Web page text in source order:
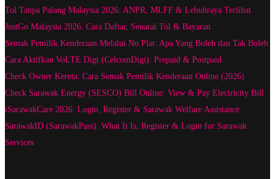
Tol Tanpa Palang Malaysia 2026: ANPR, MLFF & Lebuhraya Terlibat
JustGo Malaysia 2026: Cara Daftar, Senarai Tol & Bayaran
Semak Pemilik Kenderaan Melalui No Plat: Apa Yang Boleh dan Tak Boleh
Cara Aktifkan VoLTE Digi (CelcomDigi): Prepaid & Postpaid
Check Owner Kereta: Cara Semak Pemilik Kenderaan Online (2026)
Check Sarawak Energy (SESCO) Bill Online: View & Pay Electricity Bill
iSarawakCare 2026: Login, Register & Sarawak Welfare Assistance
SarawakID (SarawakPass): What It Is, Register & Login for Sarawak
Services